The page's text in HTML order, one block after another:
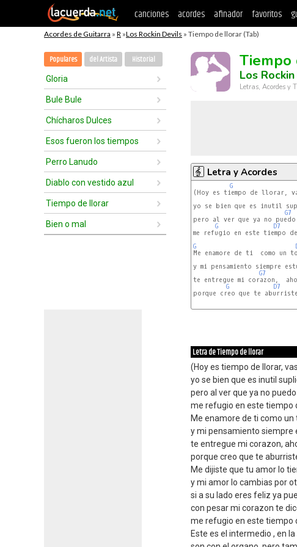
canciones acordes afinador favoritos
Acordes de Guitarra » R »Los Rockin Devils » Tiempo de llorar (Tab)
Populares del Artista Historial
Gloria
Bule Bule
Chícharos Dulces
Esos fueron los tiempos
Perro Lanudo
Diablo con vestido azul
Tiempo de llorar
Bien o mal
Los
Letras, Acordes y
Letra y Acordes
G
(Hoy es tiempo de llorar,
yo se bien que es inutil
G7
pero al ver que ya no puedo
G
D7
me refugio en este tiempo
G
Me enamore de ti  como un
y mi pensamiento siempre
G7
te entregue mi corazon,
G
D7
porque creo que te
Letra de Tiempo de llorar
(Hoy es tiempo de llorar,
yo se bien que es inutil
pero al ver que ya no
me refugio en este tiempo
Me enamore de ti como un
y mi pensamiento siempre
te entregue mi corazon,
porque creo que te
Me dijiste que tu amor lo
y mi amor lo cambias por
si a su lado eres feliz ya
con pesar mi corazon te
me refugio en este tiempo
Este es el intermedio , en